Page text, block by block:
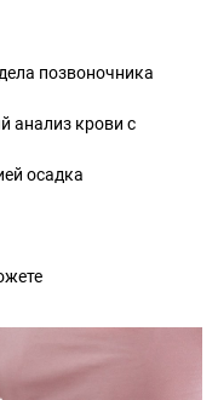
позвоночника
анализ крови с
осадка